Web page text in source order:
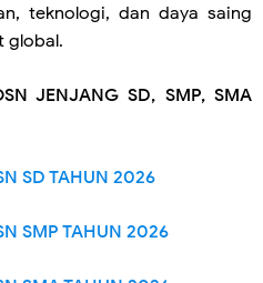
teknologi, dan daya saing
global.
JENJANG SD, SMP, SMA
SD TAHUN 2026
SMP TAHUN 2026